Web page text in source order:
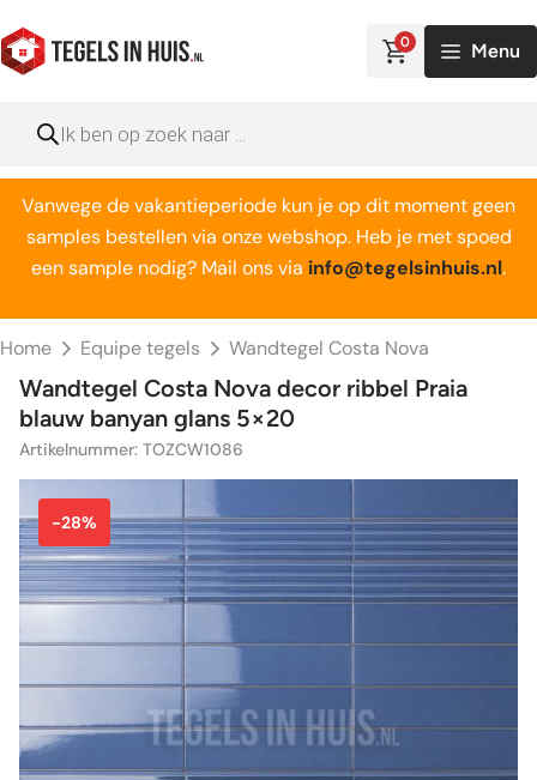
naar
de
0 Menu
zoeken
Vanwege de vakantieperiode kun je op dit moment geen
samples bestellen via onze webshop. Heb je met spoed
een sample nodig? Mail ons via info@tegelsinhuis.nl.
Home Equipe tegels Wandtegel Costa Nova
Wandtegel Costa Nova decor ribbel Praia
blauw banyan glans 5×20
Artikelnummer: TOZCW1086
-28%